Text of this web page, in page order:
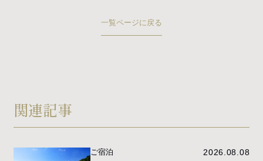
プライバシーポリシー
一覧ページに戻る
関連記事
ご宿泊 2026.08.08